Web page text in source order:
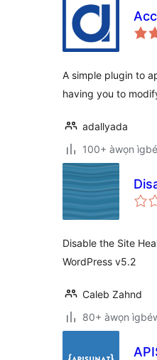
A simple plugin to
having you to
adallyada
100+ àwọn
Disable the Site
WordPress v5.2
Caleb Zahnd
80+ àwọn